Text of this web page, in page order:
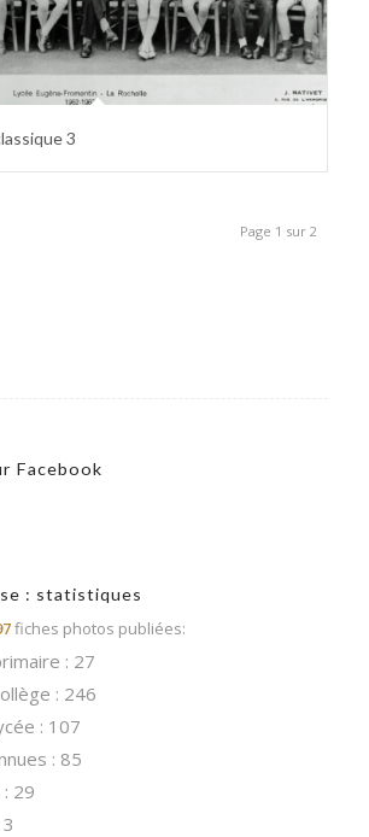
3
Page 1 sur 2
Facebook
: statistiques
fiches photos publiées:
: 27
: 246
: 107
: 85
29